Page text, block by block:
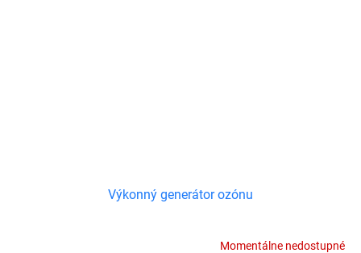
Výkonný generátor ozónu
Momentálne nedostupné